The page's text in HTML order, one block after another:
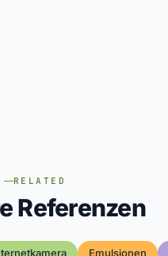
RELATED
Referenzen
Emulsionen